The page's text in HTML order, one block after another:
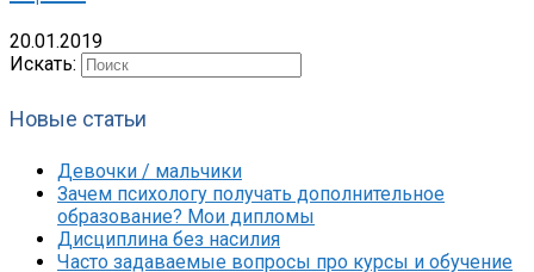
20.01.2019
Искать:
Новые статьи
Девочки / мальчики
Зачем психологу получать дополнительное
образование? Мои дипломы
Дисциплина без насилия
Часто задаваемые вопросы про курсы и обучение